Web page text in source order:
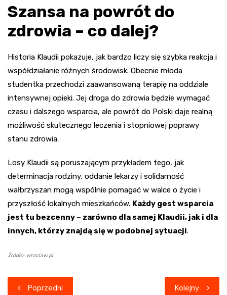
Szansa na powrót do
zdrowia – co dalej?
Historia Klaudii pokazuje, jak bardzo liczy się szybka reakcja i
współdziałanie różnych środowisk. Obecnie młoda
studentka przechodzi zaawansowaną terapię na oddziale
intensywnej opieki. Jej droga do zdrowia będzie wymagać
czasu i dalszego wsparcia, ale powrót do Polski daje realną
możliwość skutecznego leczenia i stopniowej poprawy
stanu zdrowia.
Losy Klaudii są poruszającym przykładem tego, jak
determinacja rodziny, oddanie lekarzy i solidarność
wałbrzyszan mogą wspólnie pomagać w walce o życie i
przyszłość lokalnych mieszkańców. Każdy gest wsparcia
jest tu bezcenny – zarówno dla samej Klaudii, jak i dla
innych, którzy znajdą się w podobnej sytuacji.
Źródło: wroclaw.pl
Nawigacja
Poprzedni Kolejny